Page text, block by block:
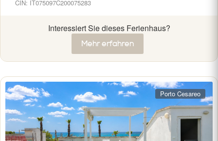
CIN: IT075097C200075283
Interessiert Sie dieses Ferienhaus?
Mehr erfahren
Porto Cesareo